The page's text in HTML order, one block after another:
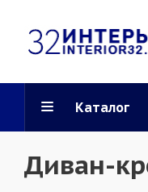
Каталог
Диван-